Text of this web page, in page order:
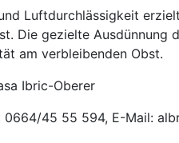
Luftdurchlässigkeit
Die gezielte Ausdünnung
am verbleibenden Obst.
Ibric-Oberer
0664/45 55 594, E-Mail: